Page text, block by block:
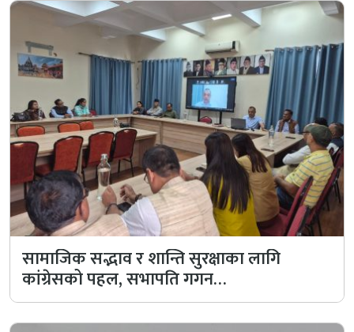
सामाजिक सद्भाव र शान्ति सुरक्षाका लागि
कांग्रेसको पहल, सभापति गगन…